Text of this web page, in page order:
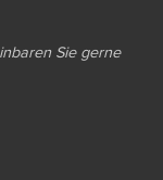
Sie gerne